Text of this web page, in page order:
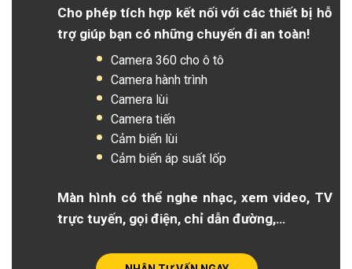
Camera 360 cho ô tô
Camera hành trình
Camera lùi
Camera tiến
Cảm biến lùi
Cảm biến áp suất lốp
Cho phép tích hợp kết nối với các thiết bị hỗ
trợ giúp bạn có những chuyến đi an toàn!
Màn hình có thể nghe nhạc, xem video, TV
trực tuyến, gọi điện, chỉ dẫn đường,…